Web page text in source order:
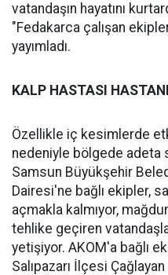
vatandaşın hayatını
"Fedakarca çalışan
yayımladı.
KALP HASTASI
Özellikle iç kesimlerde
nedeniyle bölgede adeta
Samsun Büyükşehir
Dairesi'ne bağlı ekipler,
açmakla kalmıyor,
tehlike geçiren
yetişiyor. AKOM'a bağlı
Salıpazarı İlçesi